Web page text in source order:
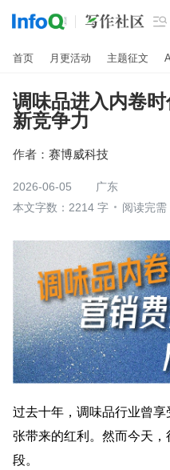

首页 月更活动 主题征文
调味品进入内卷
新竞争力
作者： 赛博威科技
2026-06-05
广东
本文字数：2214 字
阅读完需
过去十年，调味品行业曾
张带来的红利。然而今天
段。